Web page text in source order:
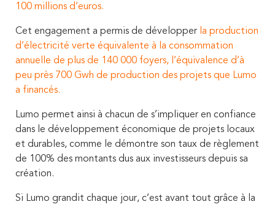
100 millions d’euros.
Cet engagement a permis de développer la production
d’électricité verte équivalente à la consommation
annuelle de plus de 140 000 foyers, l’équivalence d’à
peu près 700 Gwh de production des projets que Lumo
a financés.
Lumo permet ainsi à chacun de s’impliquer en confiance
dans le développement économique de projets locaux
et durables, comme le démontre son taux de règlement
de 100% des montants dus aux investisseurs depuis sa
création.
Si Lumo grandit chaque jour, c’est avant tout grâce à la